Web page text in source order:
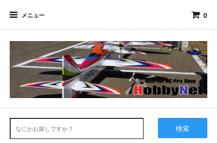
メニュー 0
検索